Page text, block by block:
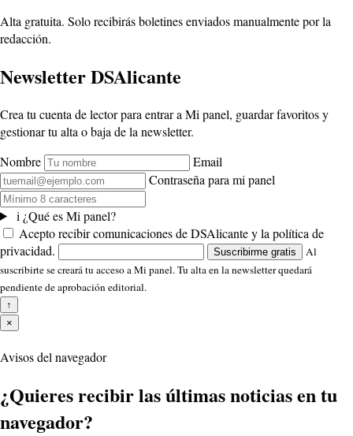
Alta gratuita. Solo recibirás boletines enviados manualmente por la
redacción.
Newsletter DSAlicante
Crea tu cuenta de lector para entrar a Mi panel, guardar favoritos y
gestionar tu alta o baja de la newsletter.
Nombre
Email
Contraseña para mi panel
i ¿Qué es Mi panel?
Acepto recibir comunicaciones de DSAlicante y la política de
privacidad.
Suscribirme gratis
Al
suscribirte se creará tu acceso a Mi panel. Tu alta en la newsletter quedará
pendiente de aprobación editorial.
↑
×
Avisos del navegador
¿Quieres recibir las últimas noticias en tu
navegador?